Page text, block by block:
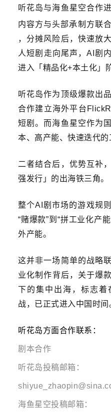
听花岛与海鱼星空合作
内容方与头部承制方联
，分摊风险后，快速放
人短剧走向尾声，AI剧
进入「精品化+本土化」
听花岛作为顶级爆款出
合作建立海外平台
短剧。而海鱼星空作为
本、高产能、快速迭代的
二者结合后，优势互补
强发行」的出海铁三角。
整个AI剧市场的游戏规
“赌爆款”到“拼工业化产
外产能。
这并非一场简单的战略
业化制作背后，关于爆
下的集中出海，标志着
战，已正式进入中国时间
听花岛方面合作联系：
剧本合作
听花岛投稿邮箱：
海鱼星空投稿邮箱：